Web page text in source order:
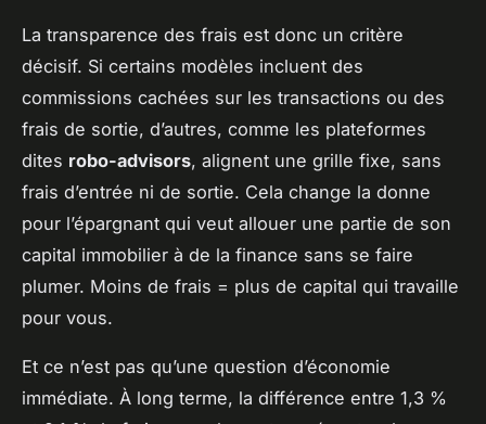
La transparence des frais est donc un critère
décisif. Si certains modèles incluent des
commissions cachées sur les transactions ou des
frais de sortie, d’autres, comme les plateformes
dites robo-advisors, alignent une grille fixe, sans
frais d’entrée ni de sortie. Cela change la donne
pour l’épargnant qui veut allouer une partie de son
capital immobilier à de la finance sans se faire
plumer. Moins de frais = plus de capital qui travaille
pour vous.
Et ce n’est pas qu’une question d’économie
immédiate. À long terme, la différence entre 1,3 %